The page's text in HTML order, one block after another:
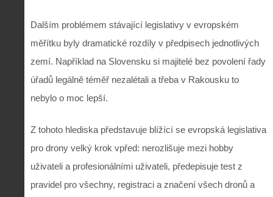
Dalším problémem stávající legislativy v evropském
měřítku byly dramatické rozdíly v předpisech jednotlivých
zemí. Například na Slovensku si majitelé bez povolení řady
úřadů legálně téměř nezalétali a třeba v Rakousku to
nebylo o moc lepší.
Z tohoto hlediska představuje blížící se evropská legislativa
pro drony velký krok vpřed: nerozlišuje mezi hobby
uživateli a profesionálními uživateli, předepisuje test z
pravidel pro všechny, registraci a značení všech dronů a